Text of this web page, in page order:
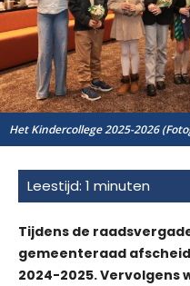
Het Kindercollege 2025-2026
Tijdens de
gemeenteraad
2024-2025. Vervolgens